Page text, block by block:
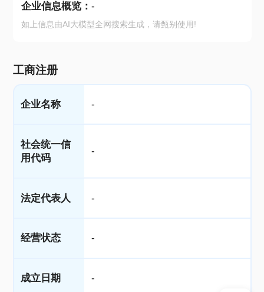
企业信息概览： -
如上信息由AI大模型全网搜索生成，请甄别使用!
工商注册
企业名称 -
社会统一信
用代码
-
法定代表人 -
经营状态 -
成立日期 -